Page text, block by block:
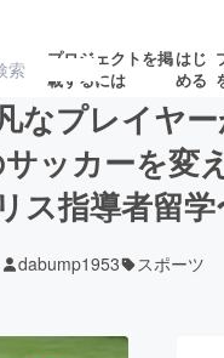
プロジェクトを掲
載するには
はじ
める
注目の新着プロ募集終了が近
なプレイヤ
ッカーを変
ス指導者留学
dabump1953 スポーツ